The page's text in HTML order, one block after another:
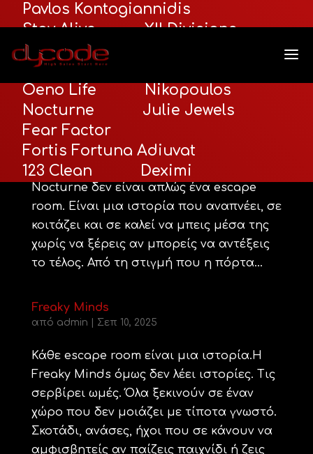
Nocturne
απόadmin| Σεπ 10, 2025
Η σιωπή είναι πάντα πιο δυνατή όταν
ξέρεις πως κάποιος σε παρακολουθεί.Το
Nocturne δεν είναι απλώς ένα escape
room. Είναι μια ιστορία που αναπνέει, σε
κοιτάζει και σε καλεί να μπεις μέσα της
χωρίς να ξέρεις αν μπορείς να αντέξεις
το τέλος. Από τη στιγμή που η πόρτα...
Freaky Minds
από admin Σεπ 10, 2025
Κάθε escape room είναι μια ιστορία.Η
Freaky Minds όμως δεν λέει ιστορίες. Τις
σερβίρει ωμές. Όλα ξεκινούν σε έναν
χώρο που δεν μοιάζει με τίποτα γνωστό.
Σκοτάδι, ανάσες, ήχοι που σε κάνουν να
αμφισβητείς αν παίζεις παιχνίδι ή ζεις
Pavlos Kontogiannidis
Stay Alive
XII Divisions
Seance
Santorini Premium Tours
Oeno Life
Nikopoulos
Nocturne
Julie Jewels
Fear Factor
Fortis Fortuna Adiuvat
123 Clean
Deximi